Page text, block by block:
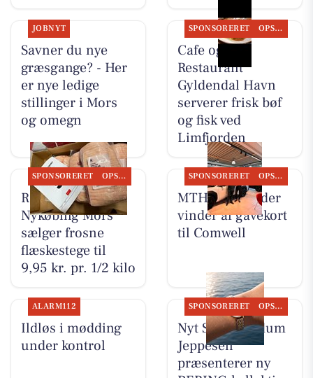
JOBNYT
Savner du nye
græsgange? - Her
er nye ledige
stillinger i Mors
og omegn
SPONSORERET OPSLAGSTAVLEN
Cafe og
Restaurant
Gyldendal Havn
serverer frisk bøf
og fisk ved
Limfjorden
SPONSORERET OPSLAGSTAVLEN
REMA 1000
Nykøbing Mors
sælger frosne
flæskestege til
9,95 kr. pr. 1/2 kilo
SPONSORERET OPSLAGSTAVLEN
MTH Biler finder
vinder af gavekort
til Comwell
ALARM112
Ildløs i mødding
under kontrol
SPONSORERET OPSLAGSTAVLEN
Nyt Syn Brøndum
Jeppesen
præsenterer ny